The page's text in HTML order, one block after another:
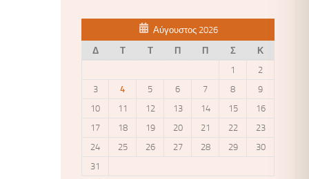
Αύγουστος 2026
Δ
Τ Τ Π Π Σ
Κ
1
2
3
4 5 6 7 8
9
10
11 12 13 14 15
16
17
18 19 20 21 22
23
24
25 26 27 28 29
30
31